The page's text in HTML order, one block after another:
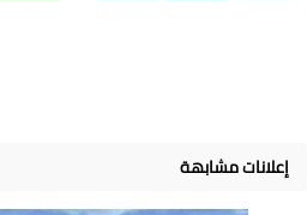
إعلانات مشابهة